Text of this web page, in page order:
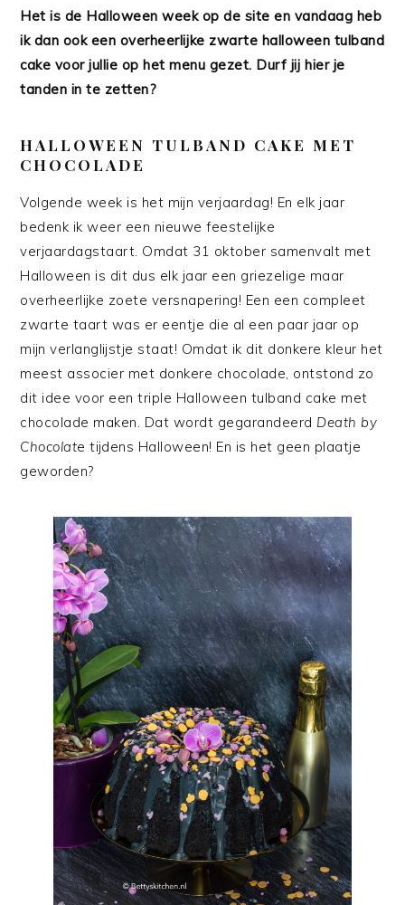
Het is de Halloween week op de site en vandaag heb
ik dan ook een overheerlijke zwarte halloween tulband
cake voor jullie op het menu gezet. Durf jij hier je
tanden in te zetten?
HALLOWEEN TULBAND CAKE MET
CHOCOLADE
Volgende week is het mijn verjaardag! En elk jaar
bedenk ik weer een nieuwe feestelijke
verjaardagstaart. Omdat 31 oktober samenvalt met
Halloween is dit dus elk jaar een griezelige maar
overheerlijke zoete versnapering! Een een compleet
zwarte taart was er eentje die al een paar jaar op
mijn verlanglijstje staat! Omdat ik dit donkere kleur het
meest associer met donkere chocolade, ontstond zo
dit idee voor een triple Halloween tulband cake met
chocolade maken. Dat wordt gegarandeerd Death by
Chocolate tijdens Halloween! En is het geen plaatje
geworden?